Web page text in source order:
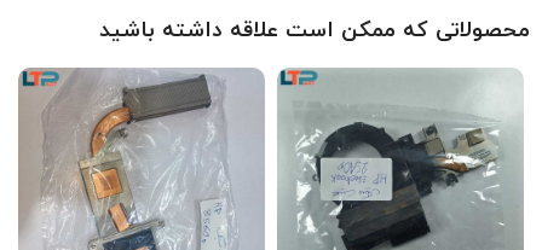
محصولاتی که ممکن است علاقه داشته باشید